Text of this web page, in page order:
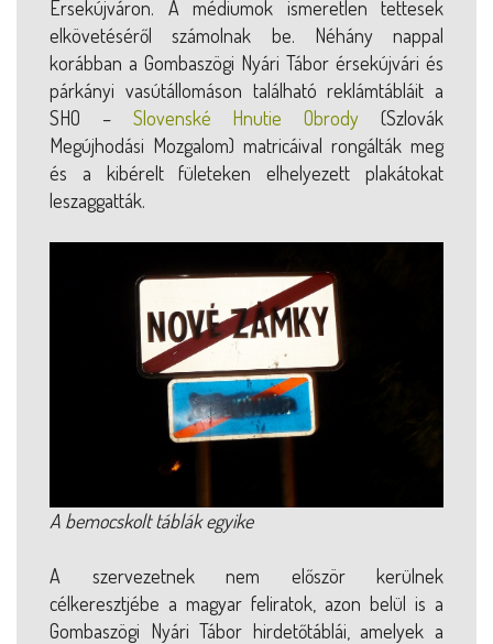
Érsekújváron. A médiumok ismeretlen tettesek
elkövetéséről számolnak be. Néhány nappal
korábban a Gombaszögi Nyári Tábor érsekújvári és
párkányi vasútállomáson található reklámtábláit a
SHO – Slovenské Hnutie Obrody (Szlovák
Megújhodási Mozgalom) matricáival rongálták meg
és a kibérelt fületeken elhelyezett plakátokat
leszaggatták.
A bemocskolt táblák egyike
A szervezetnek nem először kerülnek
célkeresztjébe a magyar feliratok, azon belül is a
Gombaszögi Nyári Tábor hirdetőtáblái, amelyek a